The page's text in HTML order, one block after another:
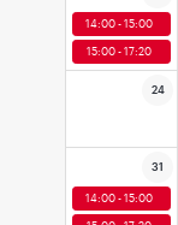
14:00 - 15:00
15:00 - 17:20
24
31
14:00 - 15:00